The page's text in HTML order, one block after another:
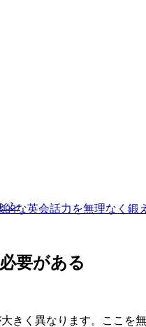
ン
な英会話力を無理なく鍛
要がある
きく異なります。ここ